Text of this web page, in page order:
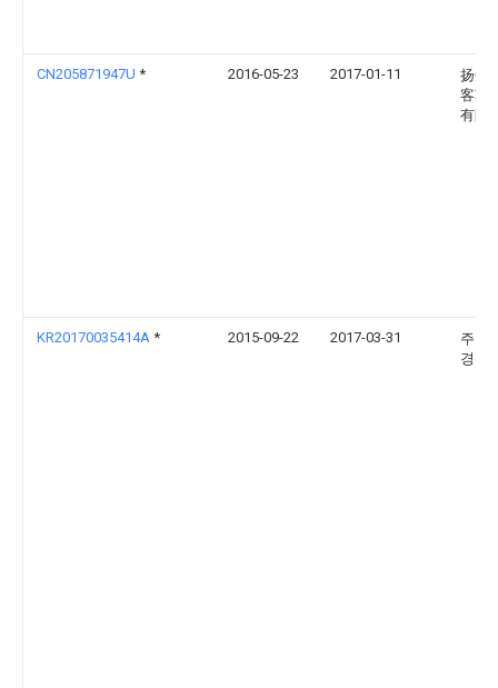
CN205871947U * 2016-05-23 2017-01-11
扬州
客车
有限
KR20170035414A * 2015-09-22 2017-03-31
주식
경신